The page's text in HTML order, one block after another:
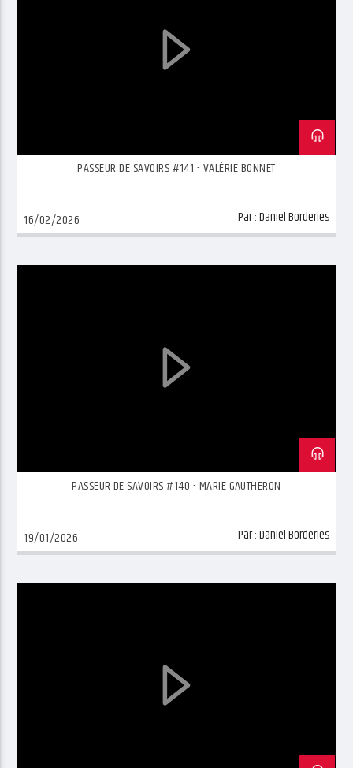
PASSEUR DE SAVOIRS #141 - VALÉRIE BONNET
16/02/2026 Par :Daniel Borderies
PASSEUR DE SAVOIRS #140 - MARIE GAUTHERON
19/01/2026 Par :Daniel Borderies